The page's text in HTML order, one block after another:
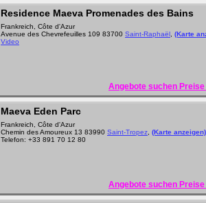
Residence Maeva Promenades des Bains
Frankreich, Côte d'Azur
Avenue des Chevrefeuilles 109 83700 Saint-Raphaël (Karte
Video
Angebote suchen
Maeva Eden Parc
Frankreich, Côte d'Azur
Chemin des Amoureux 13 83990 Saint-Tropez (Karte anzeigen)
Telefon: +33 891 70 12 80
Angebote suchen